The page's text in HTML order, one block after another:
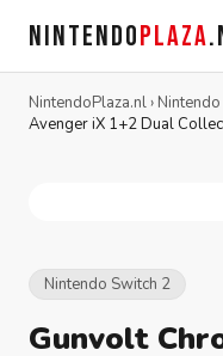
NINTENDOPLAZA
NintendoPlaza.nl›
Avenger iX 1+2 Dual
Nintendo Switch 2
Gunvolt